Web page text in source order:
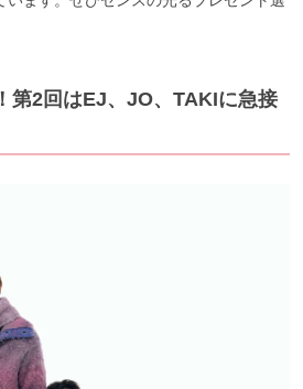
第2回はEJ、JO、TAKIに急接